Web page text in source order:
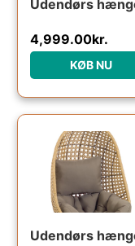
4,999.00kr.
KØB NU